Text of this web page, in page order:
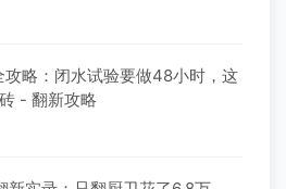
略：闭水试验要做48小时，这
- 翻新攻略